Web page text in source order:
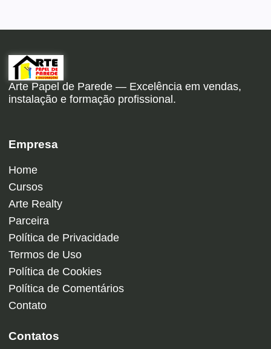
Arte Papel de Parede — Excelência em vendas,
instalação e formação profissional.
Empresa
Home
Cursos
Arte Realty
Parceira
Política de Privacidade
Termos de Uso
Política de Cookies
Política de Comentários
Contato
Contatos